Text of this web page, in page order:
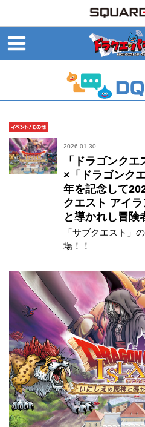
2026.01.30
「ドラゴンク
×「ドラゴンク
年を記念して
クエスト アイ
と導かれし冒険
「サブクエスト」
場！！